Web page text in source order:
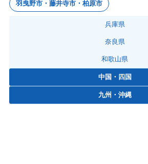
羽曳野市・藤井寺市・柏原市
兵庫県
奈良県
和歌山県
中国・四国
九州・沖縄